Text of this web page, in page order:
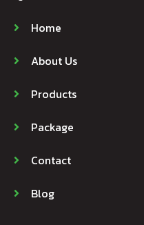
02 692 8731-4
062 596 0666
Line @skyfrog
sales@skyfrog.net
Privacy Policy
Web Site Privacy Policy